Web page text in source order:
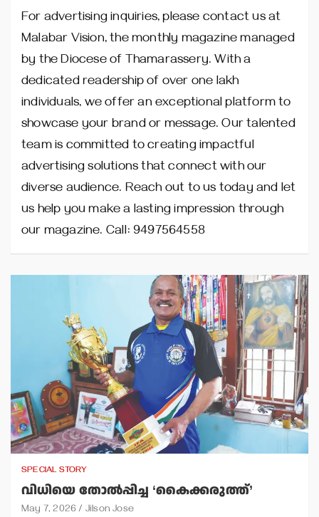
For advertising inquiries, please contact us at
Malabar Vision, the monthly magazine managed
by the Diocese of Thamarassery. With a
dedicated readership of over one lakh
individuals, we offer an exceptional platform to
showcase your brand or message. Our talented
team is committed to creating impactful
advertising solutions that connect with our
diverse audience. Reach out to us today and let
us help you make a lasting impression through
our magazine. Call: 9497564558
SPECIAL STORY
വിധിയെ തോല്‍പ്പിച്ച ‘കൈക്കരുത്ത്’
May 7, 2026 Jilson Jose